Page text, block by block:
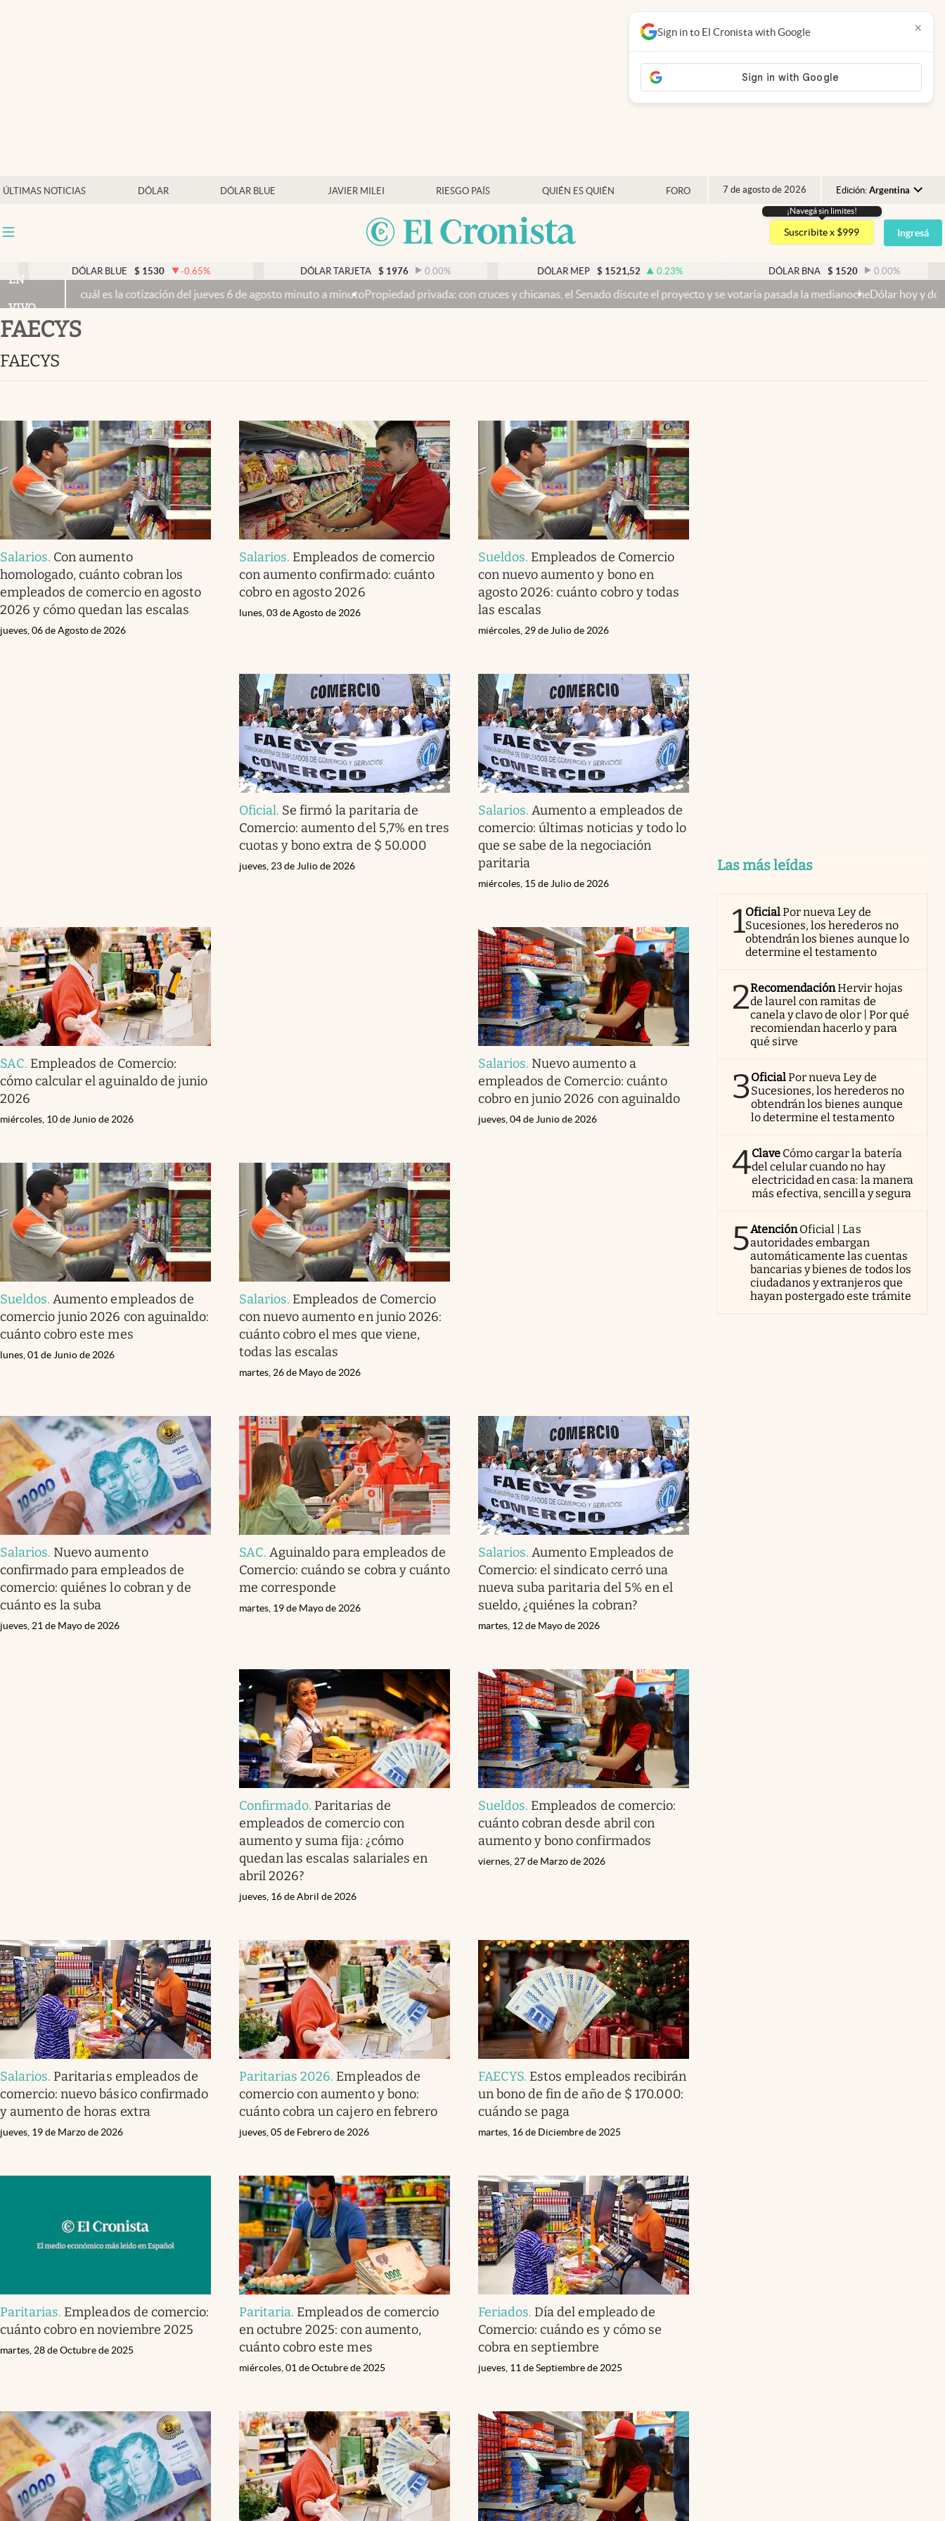
ÚLTIMAS NOTICIAS DÓLAR DÓLAR BLUE JAVIER MILEI RIESGO PAÍS QUIÉN ES QUIÉN FORO 7 de agosto de 2026 Edición: Argentina
Argentina
España
USA
Mercados Online
Otras secciones
Infotechnology
Eventos Corporativos
El Cronista Studio
Mediakit
abre en nueva pestaña
¡Navegá sin limites!
Suscribite x $999 Ingresá
1530 -0.65% DÓLAR TARJETA $ 1976 0.00 % 1521,52 0.23% 1520 0.00 %
EN
VIVO
la cotización del jueves 6 de agosto minuto a minutoPropiedad privada: con cruces y chicanas, el Senado discute el proyecto y se votaría pasada la medianocheDólar hoy y dólar blue hoy: cuál es la
Sign in to El Cronista with Google ×
FAECYS
FAECYS
Salarios. Con aumento
homologado, cuánto cobran los
empleados de comercio en agosto
2026 y cómo quedan las escalas
jueves, 06 de Agosto de 2026
Salarios. Empleados de comercio
con aumento confirmado: cuánto
cobro en agosto 2026
lunes, 03 de Agosto de 2026
Sueldos. Empleados de Comercio
con nuevo aumento y bono en
agosto 2026: cuánto cobro y todas
las escalas
miércoles, 29 de Julio de 2026
Oficial. Se firmó la paritaria de
Comercio: aumento del 5,7% en tres
cuotas y bono extra de $ 50.000
jueves, 23 de Julio de 2026
Salarios.Aumento a empleados de
comercio: últimas noticias y todo lo
que se sabe de la negociación
paritaria
miércoles, 15 de Julio de 2026
SAC. Empleados de Comercio:
cómo calcular el aguinaldo de junio
2026
miércoles, 10 de Junio de 2026
Salarios. Nuevo aumento a
empleados de Comercio: cuánto
cobro en junio 2026 con aguinaldo
jueves, 04 de Junio de 2026
Sueldos.Aumento empleados de
comercio junio 2026 con aguinaldo:
cuánto cobro este mes
lunes, 01 de Junio de 2026
Salarios. Empleados de Comercio
con nuevo aumento en junio 2026:
cuánto cobro el mes que viene,
todas las escalas
martes, 26 de Mayo de 2026
Salarios. Nuevo aumento
confirmado para empleados de
comercio: quiénes lo cobran y de
cuánto es la suba
jueves, 21 de Mayo de 2026
SAC.Aguinaldo para empleados de
Comercio: cuándo se cobra y cuánto
me corresponde
martes, 19 de Mayo de 2026
Salarios.Aumento Empleados de
Comercio: el sindicato cerró una
nueva suba paritaria del 5% en el
sueldo, ¿quiénes la cobran?
martes, 12 de Mayo de 2026
Confirmado. Paritarias de
empleados de comercio con
aumento y suma fija: ¿cómo
quedan las escalas salariales en
abril 2026?
jueves, 16 de Abril de 2026
Sueldos. Empleados de comercio:
cuánto cobran desde abril con
aumento y bono confirmados
viernes, 27 de Marzo de 2026
Salarios. Paritarias empleados de
comercio: nuevo básico confirmado
y aumento de horas extra
jueves, 19 de Marzo de 2026
Paritarias 2026. Empleados de
comercio con aumento y bono:
cuánto cobra un cajero en febrero
jueves, 05 de Febrero de 2026
FAECYS. Estos empleados recibirán
un bono de fin de año de $ 170.000:
cuándo se paga
martes, 16 de Diciembre de 2025
Paritarias. Empleados de comercio:
cuánto cobro en noviembre 2025
martes, 28 de Octubre de 2025
Paritaria. Empleados de comercio
en octubre 2025: con aumento,
cuánto cobro este mes
miércoles, 01 de Octubre de 2025
Feriados. Día del empleado de
Comercio: cuándo es y cómo se
cobra en septiembre
jueves, 11 de Septiembre de 2025
Las más leídas
1OficialPor nueva Ley de
Sucesiones, los herederos no
obtendrán los bienes aunque lo
determine el testamento
2RecomendaciónHervir hojas
de laurel con ramitas de
canela y clavo de olor | Por qué
recomiendan hacerlo y para
qué sirve
3OficialPor nueva Ley de
Sucesiones, los herederos no
obtendrán los bienes aunque
lo determine el testamento
4Clave Cómo cargar la batería
del celular cuando no hay
electricidad en casa: la manera
más efectiva, sencilla y segura
5AtenciónOficial | Las
autoridades embargan
automáticamente las cuentas
bancarias y bienes de todos los
ciudadanos y extranjeros que
hayan postergado este trámite